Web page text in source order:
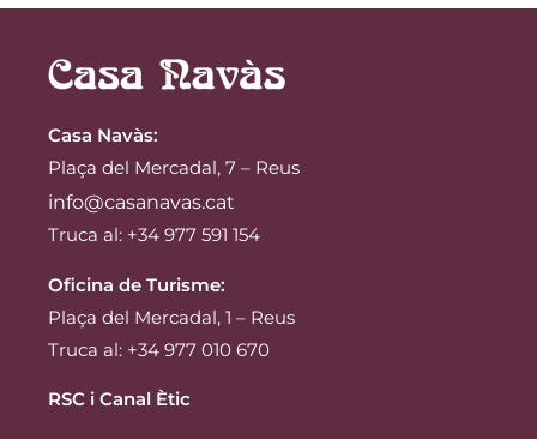
Casa Navàs:
Plaça del Mercadal, 7 – Reus
info@casanavas.cat
Truca al: +34 977 591 154
Oficina de Turisme:
Plaça del Mercadal, 1 – Reus
Truca al: +34 977 010 670
RSC i Canal Ètic